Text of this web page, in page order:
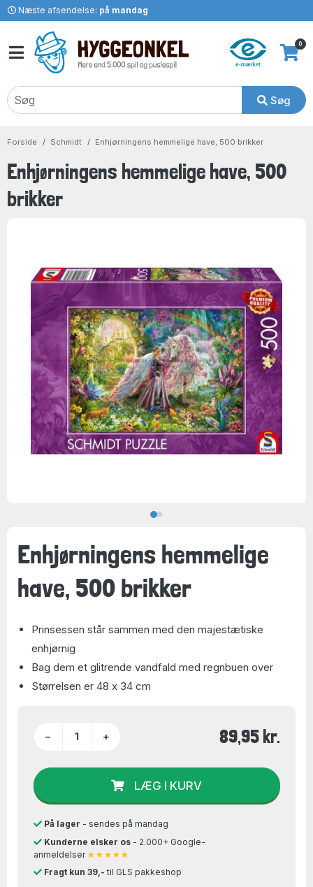
Næste afsendelse: på mandag
Søg
0
Forside Schmidt Enhjørningens hemmelige have, 500 brikker
Enhjørningens hemmelige have, 500
brikker
Enhjørningens hemmelige
have, 500 brikker
Prinsessen står sammen med den majestætiske
enhjørnig
Bag dem et glitrende vandfald med regnbuen over
Størrelsen er 48 x 34 cm
− + 89,95 kr.
LÆG I KURV
På lager - sendes på mandag
Kunderne elsker os- 2.000+ Google-
anmeldelser ★★★★★
Fragt kun 39,- til GLS pakkeshop